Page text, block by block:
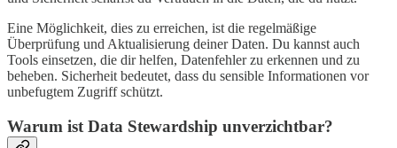
Eine Möglichkeit, dies zu erreichen, ist die regelmäßige
Überprüfung und Aktualisierung deiner Daten. Du kannst auch
Tools einsetzen, die dir helfen, Datenfehler zu erkennen und zu
beheben. Sicherheit bedeutet, dass du sensible Informationen vor
unbefugtem Zugriff schützt.
Warum ist Data Stewardship unverzichtbar?